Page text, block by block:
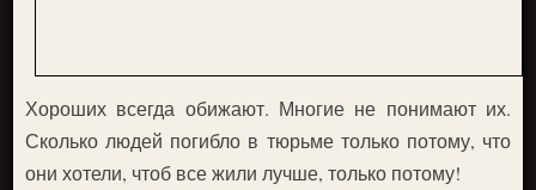
Хороших всегда обижают. Многие не понимают их.
Сколько людей погибло в тюрьме только потому, что
они хотели, чтоб все жили лучше, только потому!